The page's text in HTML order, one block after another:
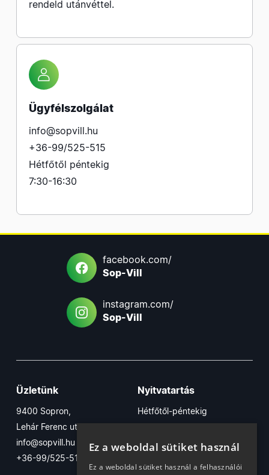
rendeld utánvéttel.
Ügyfélszolgálat
info@sopvill.hu
+36-99/525-515
Hétfőtől péntekig
7:30-16:30
facebook.com/
Sop-Vill
instagram.com/
Sop-Vill
Üzletünk
9400 Sopron,
Lehár Ferenc utca 17/B
info@sopvill.hu
+36-99/525-515
Nyitvatartás
Hétfőtől-péntekig
7:30-16:30
Szombaton
Ez a weboldal sütiket használ
Ez a weboldal sütiket használ a felhasználói